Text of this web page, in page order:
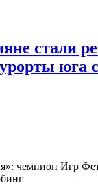
стали
юга
чемпион Игр